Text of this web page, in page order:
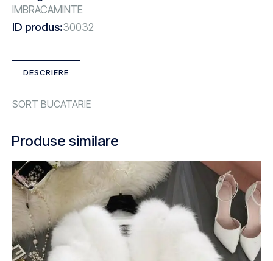
IMBRACAMINTE
ID produs:30032
DESCRIERE
SORT BUCATARIE
Produse similare